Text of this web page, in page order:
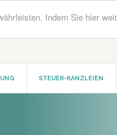
Indem Sie hier
STEUER-KANZLEIEN